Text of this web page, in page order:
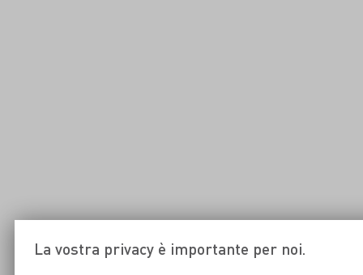
La vostra privacy è importante per noi.